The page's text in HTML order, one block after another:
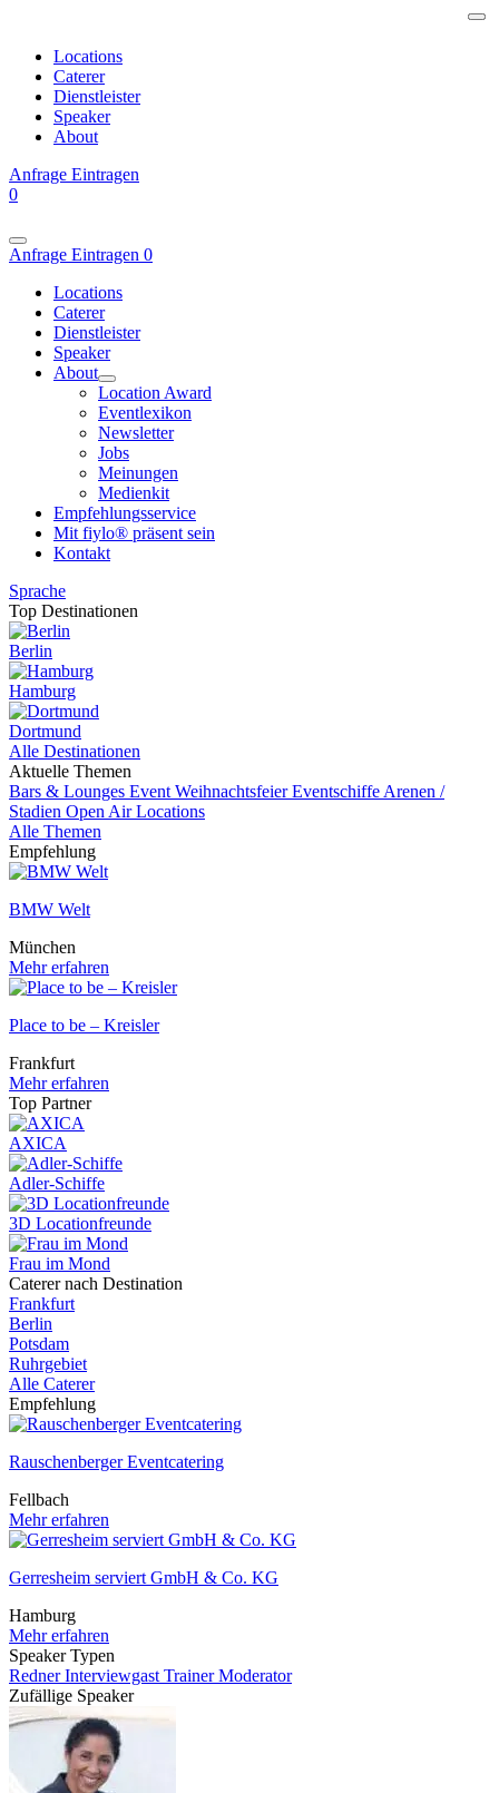
Locations
Caterer
Dienstleister
Speaker
About
Anfrage Eintragen
0
Anfrage Eintragen 0
Locations
Caterer
Dienstleister
Speaker
About
Location Award
Eventlexikon
Newsletter
Jobs
Meinungen
Medienkit
Empfehlungsservice
Mit fiylo® präsent sein
Kontakt
Sprache
Top Destinationen
Berlin
Hamburg
Dortmund
Alle Destinationen
Aktuelle Themen
Bars & Lounges Event WeihnachtsfeierEventschiffe Arenen /
Stadien Open Air Locations
Alle Themen
Empfehlung
BMW Welt
München
Mehr erfahren
Place to be – Kreisler
Frankfurt
Mehr erfahren
Top Partner
AXICA
Adler-Schiffe
3D Locationfreunde
Frau im Mond
Caterer nach Destination
Frankfurt
Berlin
Potsdam
Ruhrgebiet
Alle Caterer
Empfehlung
Rauschenberger Eventcatering
Fellbach
Mehr erfahren
Gerresheim serviert GmbH & Co. KG
Hamburg
Mehr erfahren
Speaker Typen
RednerInterviewgast TrainerModerator
Zufällige Speaker